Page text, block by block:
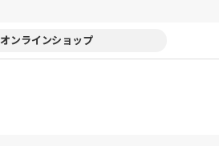
オンラインショップ